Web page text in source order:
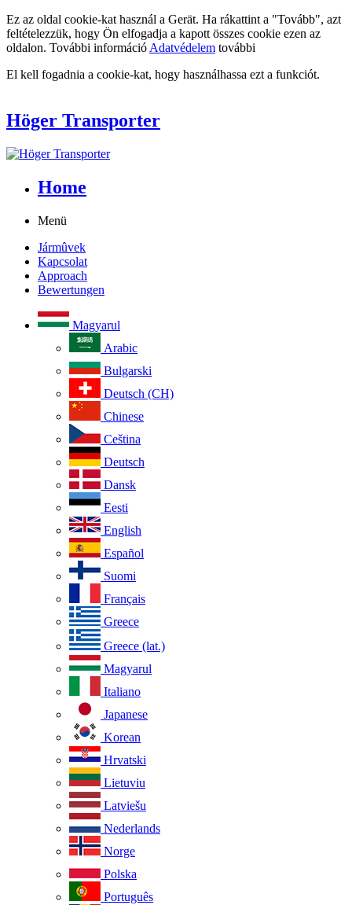
Ez az oldal cookie-kat használ a Gerät. Ha rákattint a "Tovább", azt
feltételezzük, hogy Ön elfogadja a kapott összes cookie ezen az
oldalon. További információ Adatvédelem további
El kell fogadnia a cookie-kat, hogy használhassa ezt a funkciót.
Höger Transporter
Home
Menü
Jármûvek
Kapcsolat
Approach
Bewertungen
Magyarul
Arabic
Bulgarski
Deutsch (CH)
Chinese
Ceština
Deutsch
Dansk
Eesti
English
Español
Suomi
Français
Greece
Greece (lat.)
Magyarul
Italiano
Japanese
Korean
Hrvatski
Lietuviu
Latviešu
Nederlands
Norge
Polska
Português